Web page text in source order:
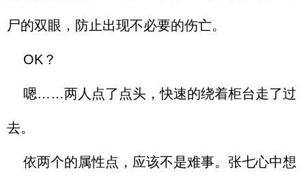
尸的双眼，防止出现不必要的伤亡。
OK？
嗯……两人点了点头，快速的绕着柜台走了过
去。
依两个的属性点，应该不是难事。张七心中想